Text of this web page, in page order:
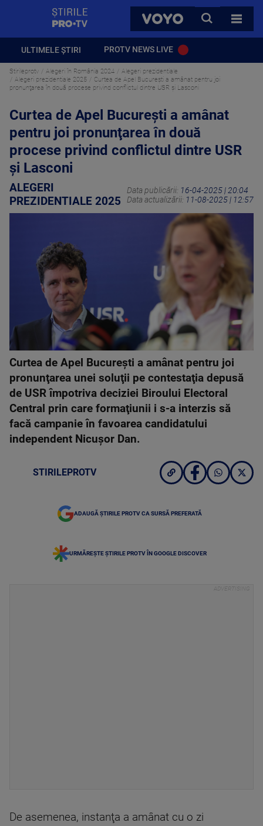
VOYO
CAUTA
TOATE
ULTIMELE ȘTIRI PROTV NEWS LIVE
Stirileprotv Alegeri în România 2024
Alegeri prezidentiale
Alegeri prezidentiale 2025
Curtea de Apel București a amânat pentru joi
pronunţarea în două procese privind conflictul dintre USR şi Lasconi
Curtea de Apel București a amânat
pentru joi pronunţarea în două
procese privind conflictul dintre USR
şi Lasconi
ALEGERI
PREZIDENTIALE 2025
Data publicării: 16-04-2025 | 20:04
Data actualizării: 11-08-2025 | 12:57
Curtea de Apel Bucureşti a amânat pentru joi
pronunţarea unei soluţii pe contestaţia depusă
de USR împotriva deciziei Biroului Electoral
Central prin care formaţiunii i s-a interzis să
facă campanie în favoarea candidatului
independent Nicuşor Dan.
STIRILEPROTV
ADAUGĂ ȘTIRILE PROTV CA SURSĂ PREFERATĂ
URMĂREȘTE ȘTIRILE PROTV ÎN GOOGLE DISCOVER
De asemenea, instanţa a amânat cu o zi